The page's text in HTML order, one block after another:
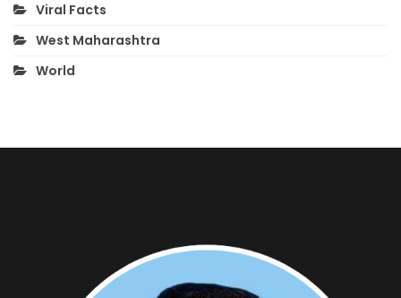
Viral Facts
West Maharashtra
World